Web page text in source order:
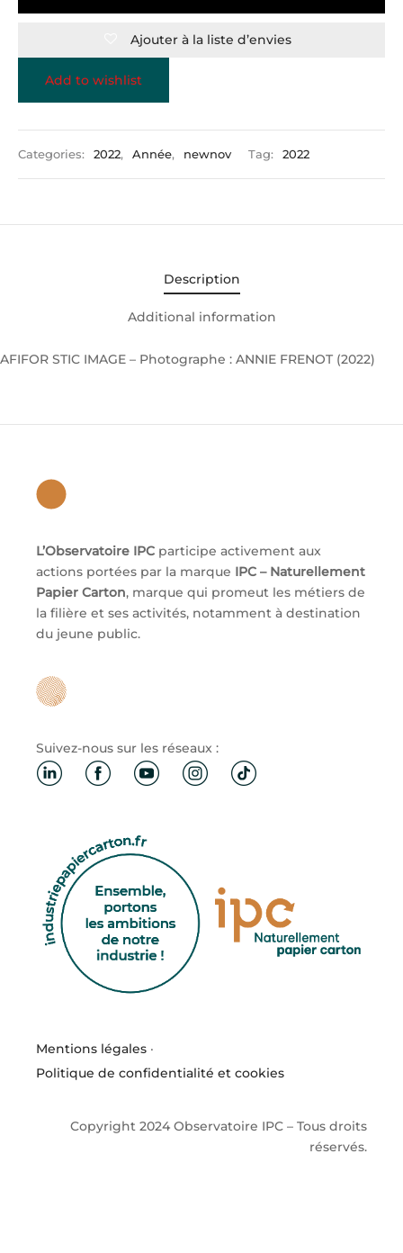
Ajouter à la liste d’envies
Add to wishlist
Categories: 2022, Année, newnov Tag: 2022
Description
Additional information
AFIFOR STIC IMAGE – Photographe : ANNIE FRENOT (2022)
L’Observatoire IPC participe activement aux
actions portées par la marque IPC – Naturellement
Papier Carton, marque qui promeut les métiers de
la filière et ses activités, notamment à destination
du jeune public.
Suivez-nous sur les réseaux :
Mentions légales ·
Politique de confidentialité et cookies
Copyright 2024 Observatoire IPC – Tous droits
réservés.